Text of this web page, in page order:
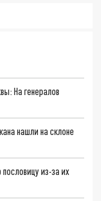
На генералов
нашли на склоне
из-за их